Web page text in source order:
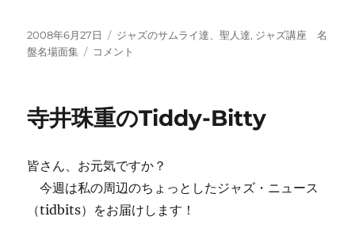
投
稿
2008年6月27日
カ
テ
ジャズのサムライ達、聖人達, ジャズ講座 名
盤名場面集
コ
ン・
キ
ン
の
コメント
寺井珠重のTiddy-Bitty
皆さん、お元気ですか？
今週は私の周辺のちょっとしたジャズ・ニュース
（tidbits）をお届けします！